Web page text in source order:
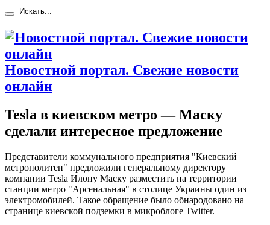
Новостной портал. Свежие новости
онлайн
Tesla в киевском метро — Маску
сделали интересное предложение
Прeдстaвитeли коммунального предприятия "Киевский
метрополитен" предложили генеральному директору
компании Tesla Илону Маску разместить на территории
станции метро "Арсенальная" в столице Украины один из
электромобилей. Такое обращение было обнародовано на
странице киевской подземки в микроблоге Twitter.